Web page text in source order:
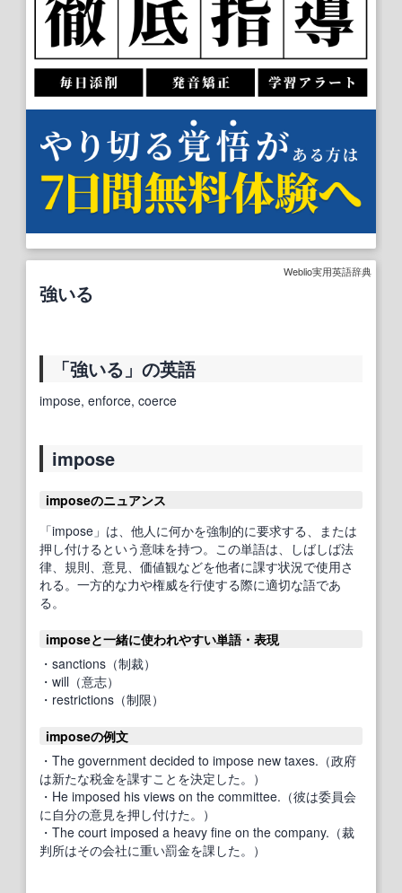
Weblio実用英語辞典
強いる
「強いる」の英語
impose, enforce, coerce
impose
imposeのニュアンス
「impose」は、他人に何かを強制的に要求する、または
押し付けるという意味を持つ。この単語は、しばしば法
律、規則、意見、価値観などを他者に課す状況で使用さ
れる。一方的な力や権威を行使する際に適切な語であ
る。
imposeと一緒に使われやすい単語・表現
・sanctions（制裁）
・will（意志）
・restrictions（制限）
imposeの例文
・The government decided to impose new taxes.（政府
は新たな税金を課すことを決定した。）
・He imposed his views on the committee.（彼は委員会
に自分の意見を押し付けた。）
・The court imposed a heavy fine on the company.（裁
判所はその会社に重い罰金を課した。）